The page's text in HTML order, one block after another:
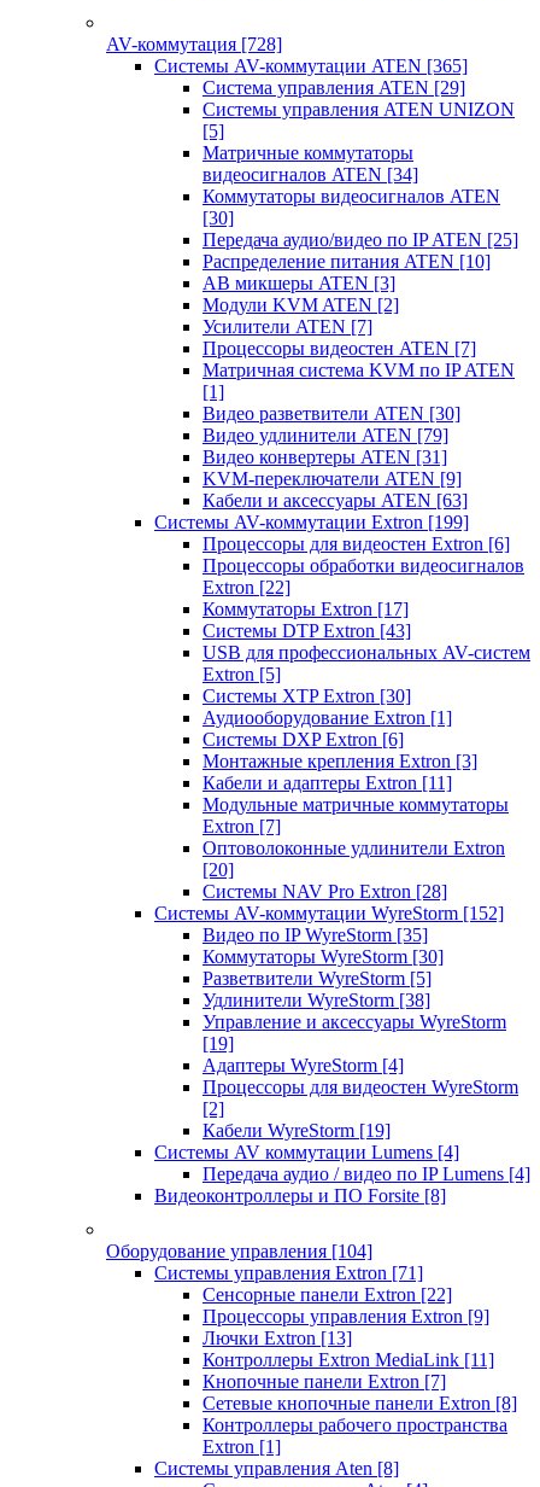
AV-коммутация [728]
Системы AV-коммутации ATEN [365]
Система управления ATEN [29]
Системы управления ATEN UNIZON
[5]
Матричные коммутаторы
видеосигналов ATEN [34]
Коммутаторы видеосигналов ATEN
[30]
Передача аудио/видео по IP ATEN [25]
Распределение питания ATEN [10]
АВ микшеры ATEN [3]
Модули KVM ATEN [2]
Усилители ATEN [7]
Процессоры видеостен ATEN [7]
Матричная система KVM по IP ATEN
[1]
Видео разветвители ATEN [30]
Видео удлинители ATEN [79]
Видео конвертеры ATEN [31]
KVM-переключатели ATEN [9]
Кабели и аксессуары ATEN [63]
Системы AV-коммутации Extron [199]
Процессоры для видеостен Extron [6]
Процессоры обработки видеосигналов
Extron [22]
Коммутаторы Extron [17]
Системы DTP Extron [43]
USB для профессиональных AV-систем
Extron [5]
Системы XTP Extron [30]
Аудиооборудование Extron [1]
Системы DXP Extron [6]
Монтажные крепления Extron [3]
Кабели и адаптеры Extron [11]
Модульные матричные коммутаторы
Extron [7]
Оптоволоконные удлинители Extron
[20]
Системы NAV Pro Extron [28]
Системы AV-коммутации WyreStorm [152]
Видео по IP WyreStorm [35]
Коммутаторы WyreStorm [30]
Разветвители WyreStorm [5]
Удлинители WyreStorm [38]
Управление и аксессуары WyreStorm
[19]
Адаптеры WyreStorm [4]
Процессоры для видеостен WyreStorm
[2]
Кабели WyreStorm [19]
Системы AV коммутации Lumens [4]
Передача аудио / видео по IP Lumens [4]
Видеоконтроллеры и ПО Forsite [8]
Оборудование управления [104]
Системы управления Extron [71]
Сенсорные панели Extron [22]
Процессоры управления Extron [9]
Лючки Extron [13]
Контроллеры Extron MediaLink [11]
Кнопочные панели Extron [7]
Сетевые кнопочные панели Extron [8]
Контроллеры рабочего пространства
Extron [1]
Системы управления Aten [8]